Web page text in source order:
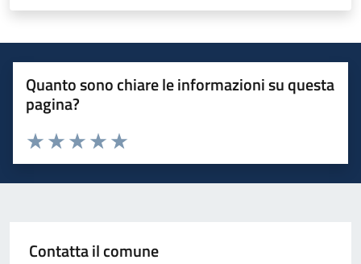
Quanto sono chiare le informazioni su questa
pagina?
Valuta 5 stelle su 5
Valuta 4 stelle su 5
Valuta 3 stelle su 5
Valuta 2 stelle su 5
Valuta 1 stelle su 5
Contatta il comune